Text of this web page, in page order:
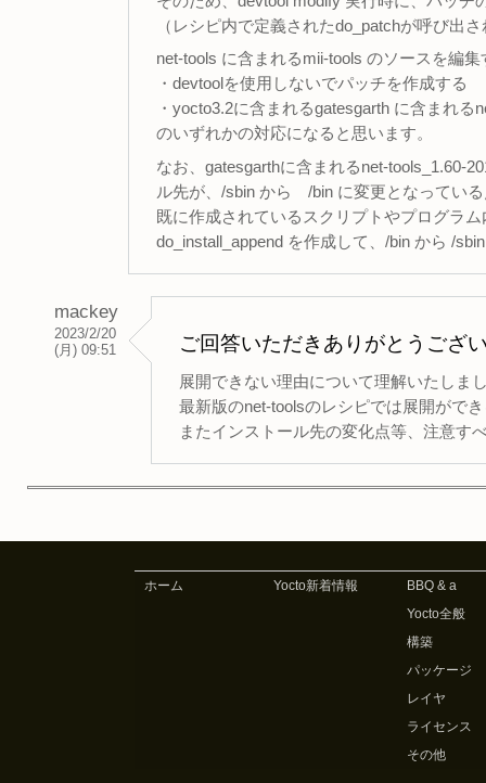
（レシピ内で定義されたdo_patchが呼び出
net-tools に含まれるmii-tools のソースを編集
・devtoolを使用しないでパッチを作成する
・yocto3.2に含まれるgatesgarth に含まれ
のいずれかの対応になると思います。
なお、gatesgarthに含まれるnet-tools_1.60-
ル先が、/sbin から /bin に変更となってい
既に作成されているスクリプトやプログラ
do_install_append を作成して、/bin から /
mackey
2023/2/20
(月) 09:51
ご回答いただきありがとうござ
展開できない理由について理解いたしま
最新版のnet-toolsのレシピでは展開がで
またインストール先の変化点等、注意す
ホーム Yocto新着情報
BBQ & a
Yocto全般
構築
パッケージ
レイヤ
ライセンス
その他